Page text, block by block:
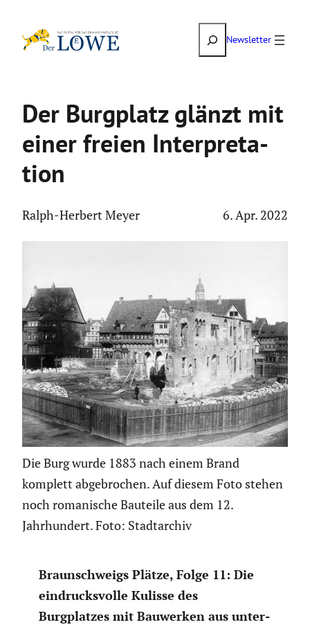
Inhalt
SuchenNewsletter
Der Burgplatz glänzt mit
einer freien Inter­pre­ta­
tion
Ralph-Herbert Meyer 6. Apr. 2022
Die Burg wurde 1883 nach einem Brand
komplett abgebrochen. Auf diesem Foto stehen
noch romanische Bauteile aus dem 12.
Jahrhundert. Foto: Stadtarchiv
Braun­schweigs Plätze, Folge 11: Die
eindrucks­volle Kulisse des
Burgplatzes mit Bauwerken aus unter­